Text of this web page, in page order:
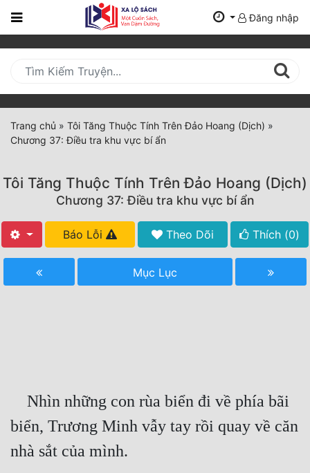
Trang
Mới
Cập
Nhật
(current)
Thể Loại
Tất Cả
Hoàn Thành
Đăng nhập
Trang chủ » Tôi Tăng Thuộc Tính Trên Đảo Hoang (Dịch) »
Chương 37: Điều tra khu vực bí ẩn
Tôi Tăng Thuộc Tính Trên Đảo Hoang (Dịch)
Chương 37: Điều tra khu vực bí ẩn
Báo Lỗi Theo Dõi Thích (0)
Mục Lục
biển, Trương Minh vẫy tay rồi quay về căn
nhà sắt của mình.